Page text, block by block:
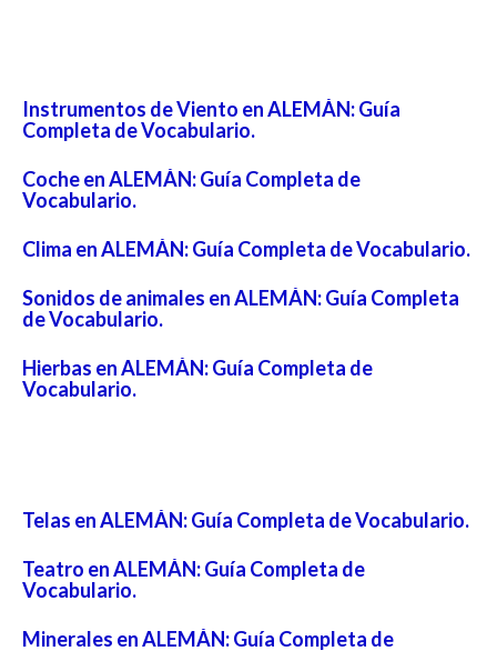
Instrumentos de Viento en ALEMÁN: Guía
Completa de Vocabulario.
Coche en ALEMÁN: Guía Completa de
Vocabulario.
Clima en ALEMÁN: Guía Completa de Vocabulario.
Sonidos de animales en ALEMÁN: Guía Completa
de Vocabulario.
Hierbas en ALEMÁN: Guía Completa de
Vocabulario.
Telas en ALEMÁN: Guía Completa de Vocabulario.
Teatro en ALEMÁN: Guía Completa de
Vocabulario.
Minerales en ALEMÁN: Guía Completa de